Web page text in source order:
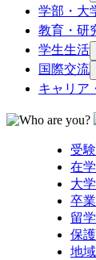
学部・大
教育・研
学生生活
国際交流
キャリア
受
在
大
卒
留
保
地